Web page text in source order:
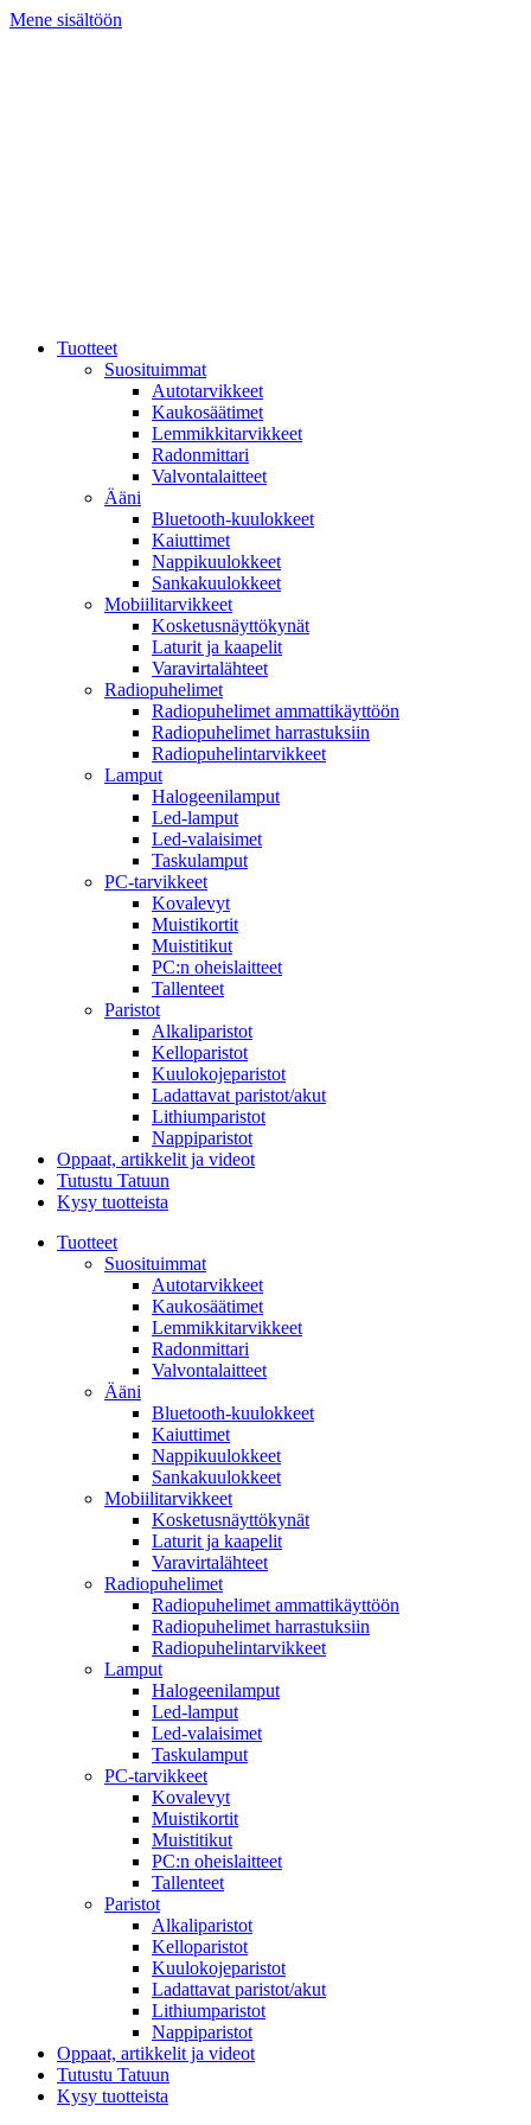
Mene sisältöön
Tuotteet
Suosituimmat
Autotarvikkeet
Kaukosäätimet
Lemmikkitarvikkeet
Radonmittari
Valvontalaitteet
Ääni
Bluetooth-kuulokkeet
Kaiuttimet
Nappikuulokkeet
Sankakuulokkeet
Mobiilitarvikkeet
Kosketusnäyttökynät
Laturit ja kaapelit
Varavirtalähteet
Radiopuhelimet
Radiopuhelimet ammattikäyttöön
Radiopuhelimet harrastuksiin
Radiopuhelintarvikkeet
Lamput
Halogeenilamput
Led-lamput
Led-valaisimet
Taskulamput
PC-tarvikkeet
Kovalevyt
Muistikortit
Muistitikut
PC:n oheislaitteet
Tallenteet
Paristot
Alkaliparistot
Kelloparistot
Kuulokojeparistot
Ladattavat paristot/akut
Lithiumparistot
Nappiparistot
Oppaat, artikkelit ja videot
Tutustu Tatuun
Kysy tuotteista
Tuotteet
Suosituimmat
Autotarvikkeet
Kaukosäätimet
Lemmikkitarvikkeet
Radonmittari
Valvontalaitteet
Ääni
Bluetooth-kuulokkeet
Kaiuttimet
Nappikuulokkeet
Sankakuulokkeet
Mobiilitarvikkeet
Kosketusnäyttökynät
Laturit ja kaapelit
Varavirtalähteet
Radiopuhelimet
Radiopuhelimet ammattikäyttöön
Radiopuhelimet harrastuksiin
Radiopuhelintarvikkeet
Lamput
Halogeenilamput
Led-lamput
Led-valaisimet
Taskulamput
PC-tarvikkeet
Kovalevyt
Muistikortit
Muistitikut
PC:n oheislaitteet
Tallenteet
Paristot
Alkaliparistot
Kelloparistot
Kuulokojeparistot
Ladattavat paristot/akut
Lithiumparistot
Nappiparistot
Oppaat, artikkelit ja videot
Tutustu Tatuun
Kysy tuotteista